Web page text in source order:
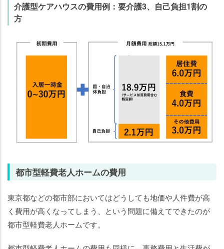
介護型ケアハウスの費用例：要介護3、自己負担1割の
方
都市型軽費老人ホームの費用
東京都などの都市部においてはどうしても地価や人件費が高
く費用が高くなってしまう、という問題に備えてできたのが
都市型軽費老人ホームです。